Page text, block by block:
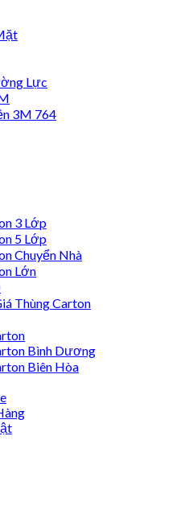
Lực
3M 764
3 Lớp
5 Lớp
Chuyển Nhà
Lớn
Thùng Carton
Bình Dương
Biên Hòa